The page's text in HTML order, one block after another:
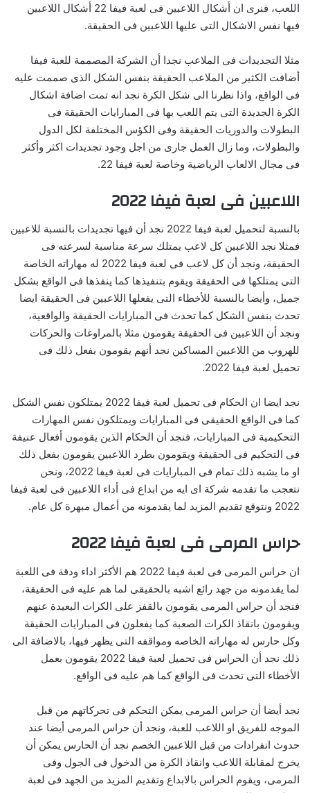
اللعب، فنرى ان أشكال اللاعبين فى لعبة فيفا 22 أشكال اللاعبين
فيها نفس الاشكال التى عليها اللاعبين فى الحقيقة.
مثلا التجديدات فى الملاعب نجدا أن الشركة المصممة للعبة فيفا
أضافت الكثير من الملاعب الحقيقة بنفس الشكل الذى صممت عليه
فى الواقع، واذا نظرنا الى شكل الكرة نجد انه تمت اضافة اشكال
الكرة الجديدة التى يتم اللعب بها فى المبارايات الحقيقة فى
البطولات والدوريات الحقيقة وفى الكؤس المختلفة لكل الدول
والبطولات، وما زال العمل جارى من اجل وجود تجديدات اكثر وأكثر
فى مجال الالعاب الرياضية وخاصة لعبة فيفا 22.
اللاعبين فى لعبة فيفا 2022
بالنسبة لتحميل لعبة فيفا 2022 نجد أن فيها تجديدات بالنسبة للاعبين
فمثلا نجد اللاعبين كل لاعب يمتلك سرعة مناسبة لسرعته فى
الحقيقة، ونجد أن كل لاعب فى لعبة فيفا 2022 له مهاراته الخاصة
التى يمتلكها فى الحقيقة ويقوم بتنفيذها كما ينفذها فى الواقع بشكل
جميل، وأيضا بالنسبة للأخطاء التى يفعلها اللاعبين فى الحقيقة ايضا
تحدث بنفس الشكل كما تحدث فى المبارايات الحقيقة والواقعية،
ونجد أن اللاعبين فى الحقيقة يقومون مثلا بالمراوغات والحركات
للهروب من اللاعبين المساكين نجد أنهم يقومون بفعل ذلك فى
تحميل لعبة فيفا 2022.
نجد ايضا ان الحكام فى تحميل لعبة فيفا 2022 يمتلكون نفس الشكل
كما فى الواقع الحقيقى فى المبارايات ويمتلكون نفس المهارات
التحكيمية فى المبارايات، فنجد أن الحكام الذين يقومون أفعال عنيفة
فى التحكيم فى الحقيقة ويقومون بطرد اللاعبين يقومون بفعل ذلك
او ما يشبه ذلك تمام فى المبارايات فى لعبة فيفا 2022، ونحن
نتعجب ما تقدمه شركة اى ايه من ابداع فى أداء اللاعبين فى لعبة فيفا
2022 ونتوقع تقديم المزيد لما يقدمونه من أعمال مبهرة كل عام.
حراس المرمى فى لعبة فيفا 2022
ان حراس المرمى فى لعبة فيفا 2022 هم الأكثر اداء ودقة فى اللعبة
لما يقدمونه من جهد رائع اشبه بالحقيقى لما هم عليه فى الحقيقة،
فنجد أن حراس المرمى يقومون بالقفز على الكرات البعيدة عنهم
ويقومون بانقاذ الكرات الصعبة كما يفعلون فى المبارايات الحقيقة
وكل حارس له مهاراته الخاصه ومواقفه التى يظهر فيها، بالاضافة الى
ذلك نجد أن الحراس فى تحميل لعبة فيفا 2022 يقومون بعمل
الأخطاء التى تحدث فى الواقع كما هم عليه فى الواقع.
نجد أيضا أن حراس المرمى يمكن التحكم فى تحركاتهم من قبل
الموجه للفريق او اللاعب للعبة، ونجد أن حراس المرمى أيضا عند
حدوث انفرادات من قبل اللاعبين الخصم نجد أن الحارس يمكن أن
يخرج لمقابلة اللاعب وانقاذ الكرة من الدخول فى الجول وفى
المرمى، ويقوم الحراس بالابداع وتقديم المزيد من الجهد فى لعبة